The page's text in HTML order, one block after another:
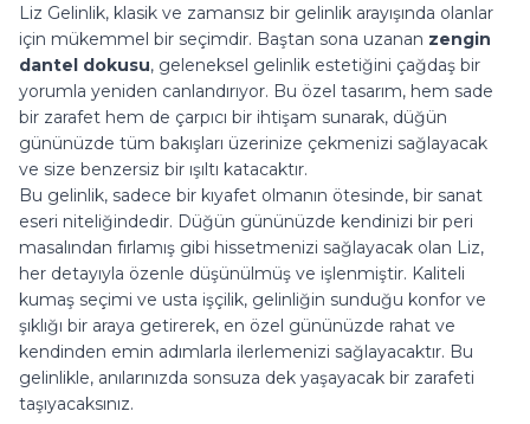
Liz Gelinlik, klasik ve zamansız bir gelinlik arayışında olanlar
için mükemmel bir seçimdir. Baştan sona uzanan zengin
dantel dokusu, geleneksel gelinlik estetiğini çağdaş bir
yorumla yeniden canlandırıyor. Bu özel tasarım, hem sade
bir zarafet hem de çarpıcı bir ihtişam sunarak, düğün
gününüzde tüm bakışları üzerinize çekmenizi sağlayacak
ve size benzersiz bir ışıltı katacaktır.
Bu gelinlik, sadece bir kıyafet olmanın ötesinde, bir sanat
eseri niteliğindedir. Düğün gününüzde kendinizi bir peri
masalından fırlamış gibi hissetmenizi sağlayacak olan Liz,
her detayıyla özenle düşünülmüş ve işlenmiştir. Kaliteli
kumaş seçimi ve usta işçilik, gelinliğin sunduğu konfor ve
şıklığı bir araya getirerek, en özel gününüzde rahat ve
kendinden emin adımlarla ilerlemenizi sağlayacaktır. Bu
gelinlikle, anılarınızda sonsuza dek yaşayacak bir zarafeti
taşıyacaksınız.